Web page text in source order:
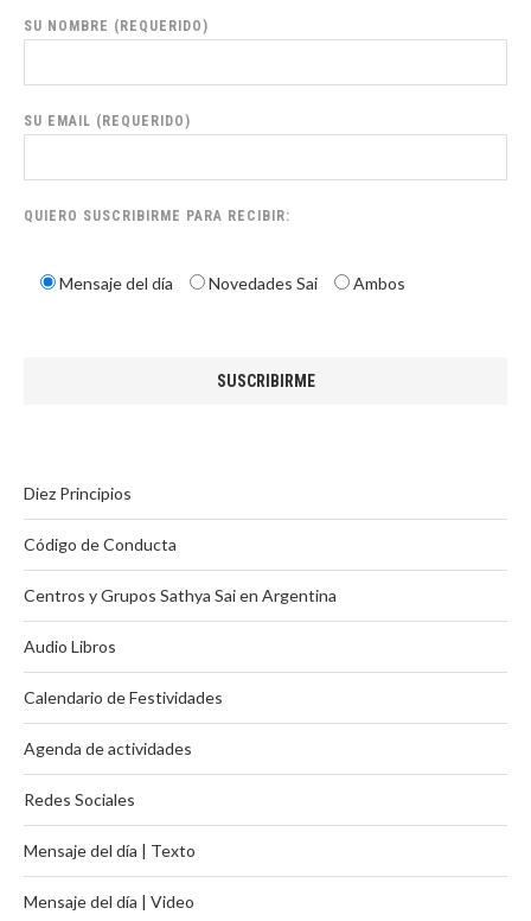
SU NOMBRE (REQUERIDO)
SU EMAIL (REQUERIDO)
QUIERO SUSCRIBIRME PARA RECIBIR:
Mensaje del día Novedades Sai Ambos
Diez Principios
Código de Conducta
Centros y Grupos Sathya Sai en Argentina
Audio Libros
Calendario de Festividades
Agenda de actividades
Redes Sociales
Mensaje del día | Texto
Mensaje del día | Video